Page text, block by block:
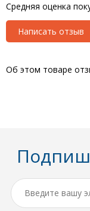
Средняя оценка
Написать отзыв
Об этом товаре